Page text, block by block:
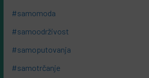
#samomoda
#samoodrživost
#samoputovanja
#samotrčanje